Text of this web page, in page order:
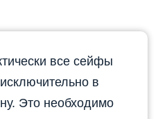
все сейфы
в
Это необходимо